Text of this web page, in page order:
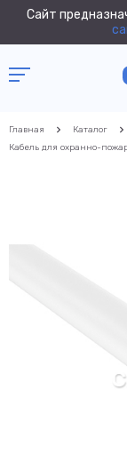
Сайт
Главная Каталог
Кабель для охранно-